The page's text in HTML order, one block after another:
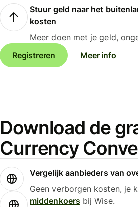
Stuur geld naar het
kosten
Meer doen met je geld,
Registreren
Meer info
Download de
Currency
Vergelijk aanbieders van
Geen verborgen kosten, je
middenkoersbij Wise.